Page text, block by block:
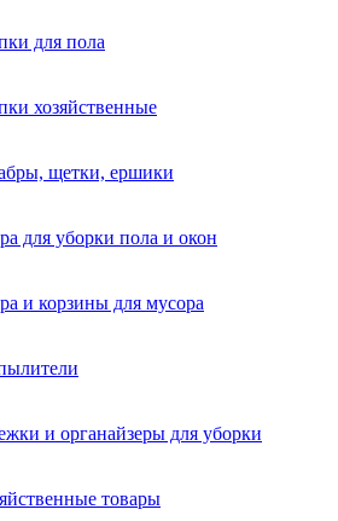
для пола
хозяйственные
щетки, ершики
для уборки пола и окон
и корзины для мусора
и органайзеры для уборки
товары